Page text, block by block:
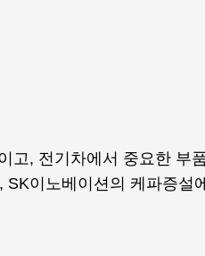
고, 전기차에서 중요한 부
이노베이션의 케파증설